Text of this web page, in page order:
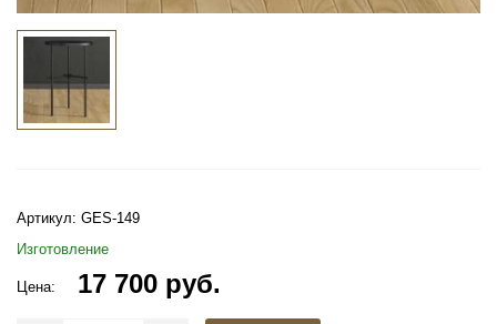
Артикул: GES-149
Изготовление
Цена: 17 700 руб.